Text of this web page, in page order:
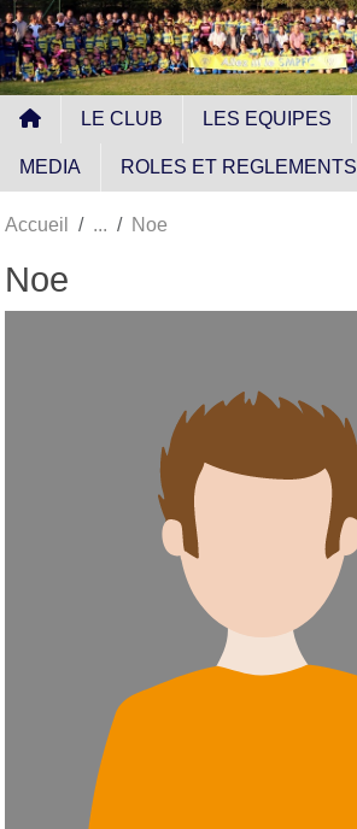
LE CLUB LES EQUIPES
MEDIA ROLES ET REGLEMENTS
Accueil Noe
Noe
Panneau de gestion des cookies